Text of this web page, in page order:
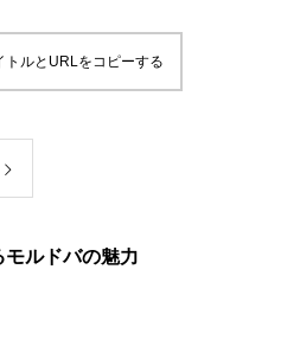
トルとURLをコピーする
モルドバの魅力